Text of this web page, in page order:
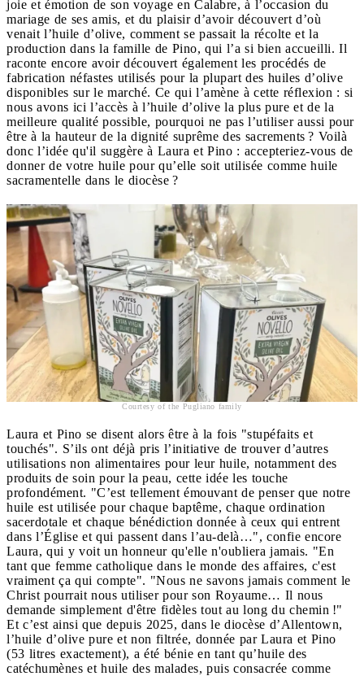
joie et émotion de son voyage en Calabre, à l’occasion du
mariage de ses amis, et du plaisir d’avoir découvert d’où
venait l’huile d’olive, comment se passait la récolte et la
production dans la famille de Pino, qui l’a si bien accueilli. Il
raconte encore avoir découvert également les procédés de
fabrication néfastes utilisés pour la plupart des huiles d’olive
disponibles sur le marché. Ce qui l’amène à cette réflexion : si
nous avons ici l’accès à l’huile d’olive la plus pure et de la
meilleure qualité possible, pourquoi ne pas l’utiliser aussi pour
être à la hauteur de la dignité suprême des sacrements ? Voilà
donc l’idée qu'il suggère à Laura et Pino : accepteriez-vous de
donner de votre huile pour qu’elle soit utilisée comme huile
sacramentelle dans le diocèse ?
Courtesy of the Pugliano family
Laura et Pino se disent alors être à la fois "stupéfaits et
touchés". S’ils ont déjà pris l’initiative de trouver d’autres
utilisations non alimentaires pour leur huile, notamment des
produits de soin pour la peau, cette idée les touche
profondément. "C’est tellement émouvant de penser que notre
huile est utilisée pour chaque baptême, chaque ordination
sacerdotale et chaque bénédiction donnée à ceux qui entrent
dans l’Église et qui passent dans l’au-delà…", confie encore
Laura, qui y voit un honneur qu'elle n'oubliera jamais. "En
tant que femme catholique dans le monde des affaires, c'est
vraiment ça qui compte". "Nous ne savons jamais comment le
Christ pourrait nous utiliser pour son Royaume… Il nous
demande simplement d'être fidèles tout au long du chemin !"
Et c’est ainsi que depuis 2025, dans le diocèse d’Allentown,
l’huile d’olive pure et non filtrée, donnée par Laura et Pino
(53 litres exactement), a été bénie en tant qu’huile des
catéchumènes et huile des malades, puis consacrée comme